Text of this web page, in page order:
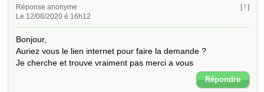
Réponse anonyme
Le 12/08/2020 é 16h12
[ ! ]
Bonjour,
Auriez vous le lien internet pour faire la demande ?
Je cherche et trouve vraiment pas merci a vous
Répondre